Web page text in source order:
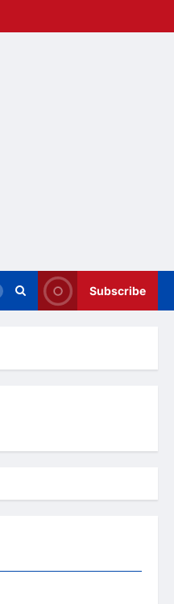
Subscribe